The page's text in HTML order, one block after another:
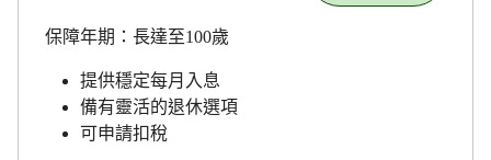
保障年期：長達至100歲
提供穩定每月入息
備有靈活的退休選項
可申請扣稅